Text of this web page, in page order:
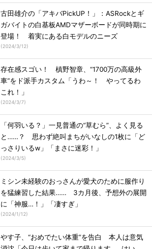
古田雄介の「アキバPickUP！」：ASRockとギ
ガバイトの白基板AMDマザーボードが同時期に
登場！ 着実にある白モデルのニーズ
(2024/3/12)
存在感スゴい！ 槙野智章、“1700万の高級外
車”をド派手カスタム「うわ～！ やってるわ
これ！」
(2024/3/7)
「何羽いる？」一見普通の“草むら”、よく見る
と……？ 思わず絶叫まちがいなしの1枚に「ど
っさりいるw」「まさに迷彩！」
(2024/3/5)
ミシン未経験のおっさんが愛犬のために服作り
を猛練習した結果…… 3カ月後、予想外の展開
に「神服…！」「凄すぎ」
(2024/1/12)
やす子、“おめでたい体重”を告白 本人は意気